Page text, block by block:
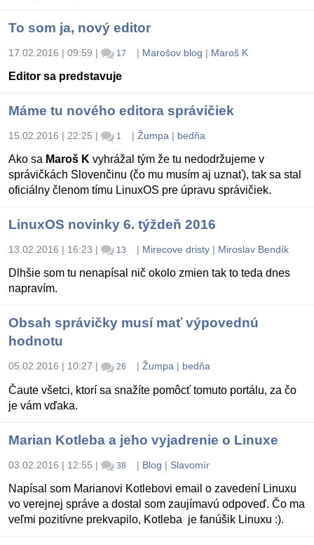
To som ja, nový editor
17.02.2016 | 09:59 | 17 | Marošov blog | Maroš K
Editor sa predstavuje
Máme tu nového editora správičiek
15.02.2016 | 22:25 | 1 | Žumpa | bedňa
Ako sa Maroš K vyhrážal tým že tu nedodržujeme v
správičkách Slovenčinu (čo mu musím aj uznať), tak sa stal
oficiálny členom tímu LinuxOS pre úpravu správičiek.
LinuxOS novinky 6. týždeň 2016
13.02.2016 | 16:23 | 13 | Mirecove dristy| Miroslav Bendík
Dlhšie som tu nenapísal nič okolo zmien tak to teda dnes
napravím.
Obsah správičky musí mať výpovednú
hodnotu
05.02.2016 | 10:27 | 26 | Žumpa| bedňa
Čaute všetci, ktorí sa snažíte pomôcť tomuto portálu, za čo
je vám vďaka.
Marian Kotleba a jeho vyjadrenie o Linuxe
03.02.2016 | 12:55 | 38 | Blog | Slavomír
Napísal som Marianovi Kotlebovi email o zavedení Linuxu
vo verejnej správe a dostal som zaujímavú odpoveď. Čo ma
veľmi pozitívne prekvapilo, Kotleba je fanúšik Linuxu :).